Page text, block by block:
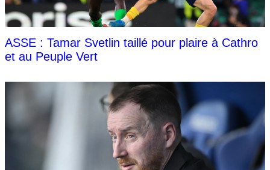
ASSE : Tamar Svetlin taillé pour plaire à Cathro
et au Peuple Vert